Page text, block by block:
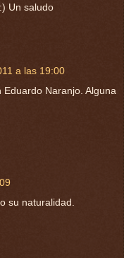
Un saludo
a las 19:00
Naranjo. Alguna
su naturalidad.